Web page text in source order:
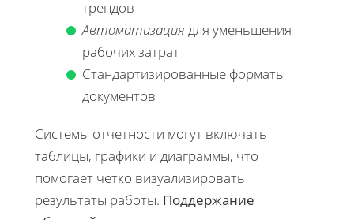
трендов
Автоматизация для уменьшения
рабочих затрат
Стандартизированные форматы
документов
Системы отчетности могут включать
таблицы, графики и диаграммы, что
помогает четко визуализировать
результаты работы. Поддержание